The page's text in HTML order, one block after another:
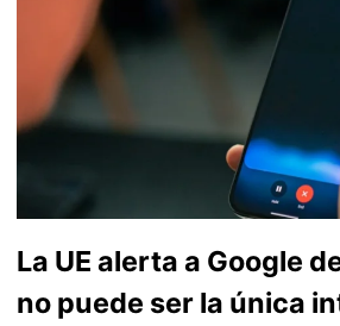
La UE alerta a Google
no puede ser la única